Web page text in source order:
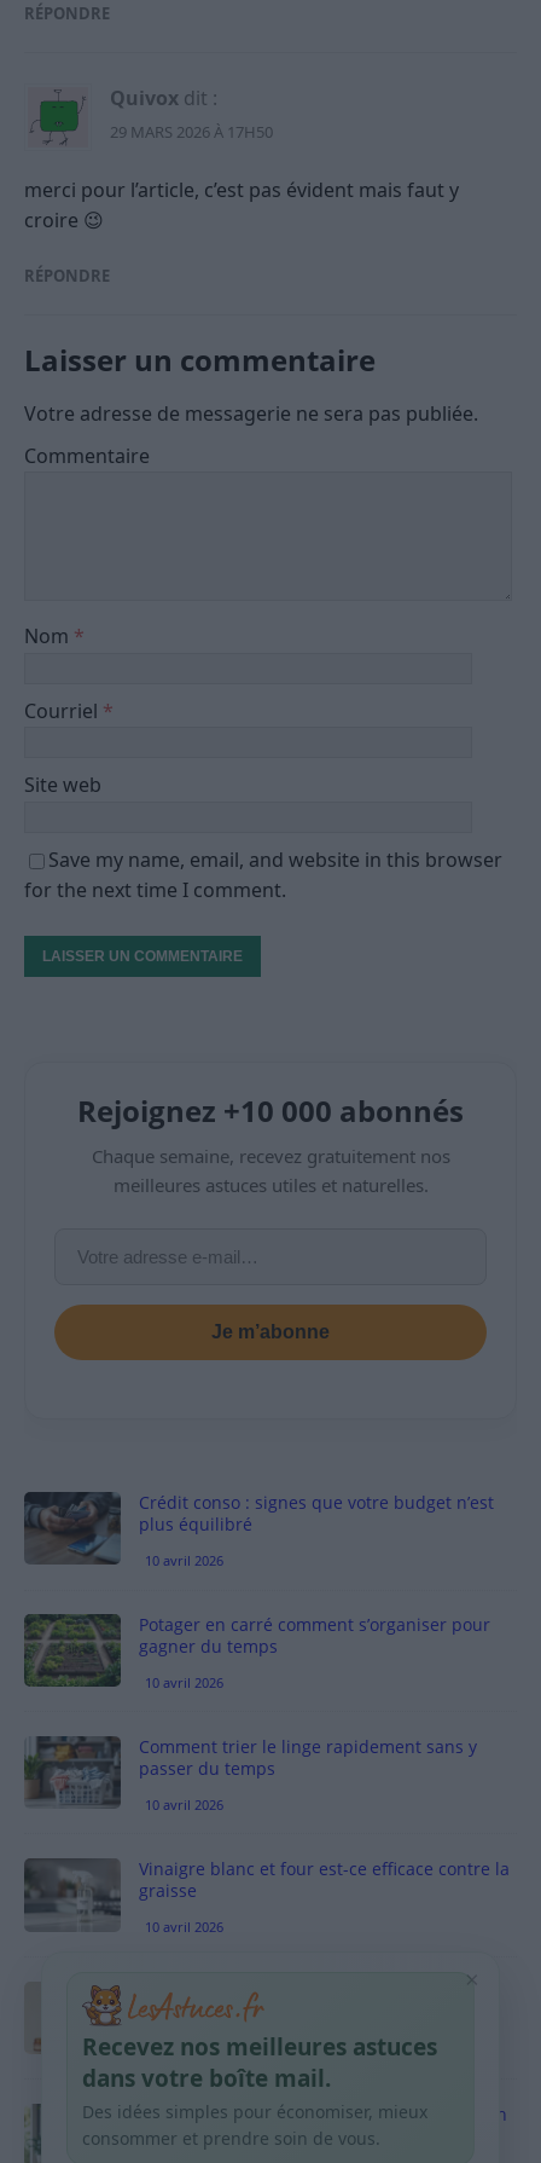
RÉPONDRE
Quivox dit :
29 MARS 2026 À 17H50
merci pour l’article, c’est pas évident mais faut y
croire 😉
RÉPONDRE
Laisser un commentaire
Votre adresse de messagerie ne sera pas publiée.
Commentaire
Nom *
Courriel *
Site web
Save my name, email, and website in this browser
for the next time I comment.
Rejoignez +10 000 abonnés
Chaque semaine, recevez gratuitement nos
meilleures astuces utiles et naturelles.
Je m’abonne
Crédit conso : signes que votre budget n’est
plus équilibré
10 avril 2026
Potager en carré comment s’organiser pour
gagner du temps
10 avril 2026
Comment trier le linge rapidement sans y
passer du temps
10 avril 2026
Vinaigre blanc et four est-ce efficace contre la
graisse
10 avril 2026
Taches pigmentaires : routine simple +
habitudes qui aident
9 avril 2026
Produits ménagers : comment économiser en
courses sans acheter 10 sprays
×
Recevez nos meilleures astuces
dans votre boîte mail.
Des idées simples pour économiser, mieux
consommer et prendre soin de vous.